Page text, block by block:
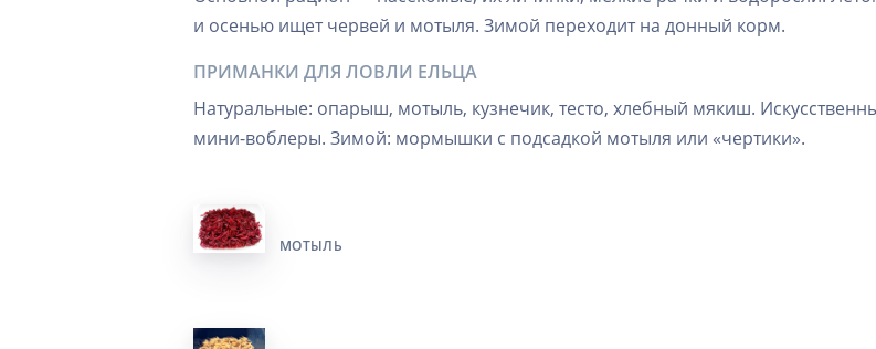
и осенью ищет червей и мотыля. Зимой переходит на донный корм.
ПРИМАНКИ ДЛЯ ЛОВЛИ ЕЛЬЦА
Натуральные: опарыш, мотыль, кузнечик, тесто, хлебный мякиш.
мини-воблеры. Зимой: мормышки с подсадкой мотыля или «чертики».
МОТЫЛЬ